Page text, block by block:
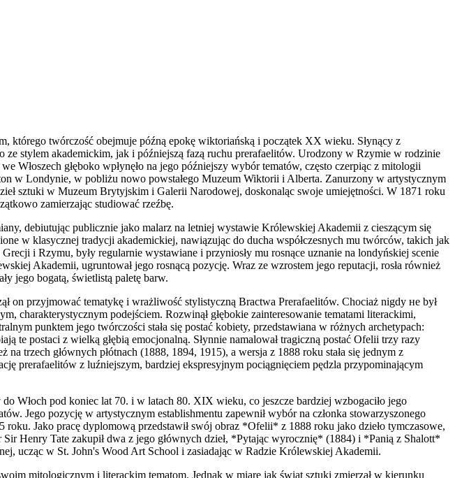
którego twórczość obejmuje późną epokę wiktoriańską i początek XX wieku. Słynący z
stylem akademickim, jak i późniejszą fazą ruchu prerafaelitów. Urodzony w Rzymie w rodzinie
Włoszech głęboko wpłynęło na jego późniejszy wybór tematów, często czerpiąc z mitologii
w Londynie, w pobliżu nowo powstałego Muzeum Wiktorii i Alberta. Zanurzony w artystycznym
sztuki w Muzeum Brytyjskim i Galerii Narodowej, doskonaląc swoje umiejętności. W 1871 roku
zamierzając studiować rzeźbę.
debiutując publicznie jako malarz na letniej wystawie Królewskiej Akademii z cieszącym się
w klasycznej tradycji akademickiej, nawiązując do ducha współczesnych mu twórców, takich jak
i Rzymu, były regularnie wystawiane i przyniosły mu rosnące uznanie na londyńskiej scenie
Akademii, ugruntował jego rosnącą pozycję. Wraz ze wzrostem jego reputacji, rosła również
jego bogatą, świetlistą paletę barw.
on przyjmować tematykę i wrażliwość stylistyczną Bractwa Prerafaelitów. Chociaż nigdy не był
charakterystycznym podejściem. Rozwinął głębokie zainteresowanie tematami literackimi,
punktem jego twórczości stała się postać kobiety, przedstawiana w różnych archetypach:
te postaci z wielką głębią emocjonalną. Słynnie namalował tragiczną postać Ofelii trzy razy
trzech głównych płótnach (1888, 1894, 1915), a wersja z 1888 roku stała się jednym z
prerafaelitów z luźniejszym, bardziej ekspresyjnym pociągnięciem pędzla przypominającym
Włoch pod koniec lat 70. i w latach 80. XIX wieku, co jeszcze bardziej wzbogaciło jego
Jego pozycję w artystycznym establishmentu zapewnił wybór na członka stowarzyszonego
Jako pracę dyplomową przedstawił swój obraz *Ofelii* z 1888 roku jako dzieło tymczasowe,
Henry Tate zakupił dwa z jego głównych dzieł, *Pytając wyrocznię* (1884) i *Panią z Shalott*
ucząc w St. John's Wood Art School i zasiadając w Radzie Królewskiej Akademii.
mitologicznym i literackim tematom. Jednak w miarę jak świat sztuki zmierzał w kierunku